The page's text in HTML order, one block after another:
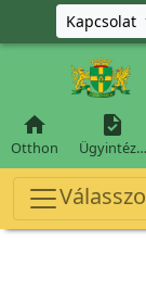
Ugrás a főKapcsolat

Otthon

Ügyintéz…